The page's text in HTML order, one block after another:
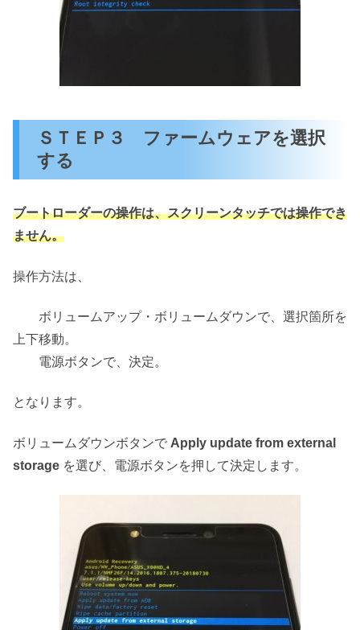
ＳＴＥＰ３ ファームウェアを選択
する
ブートローダーの操作は、スクリーンタッチでは操作でき
ません。
操作方法は、
ボリュームアップ・ボリュームダウンで、選択箇所を
上下移動。
電源ボタンで、決定。
となります。
ボリュームダウンボタンで Apply update from external
storage を選び、電源ボタンを押して決定します。